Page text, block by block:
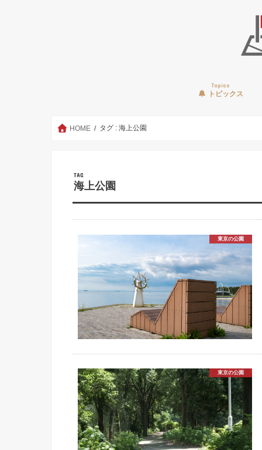
Topics
トピックス
HOME タグ : 海上公園
TAG
海上公園
東京の公園
東京の公園